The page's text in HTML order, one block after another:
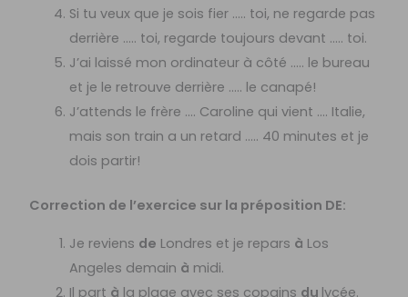
Si tu veux que je sois fier ….. toi, ne regarde pas
derrière ….. toi, regarde toujours devant ….. toi.
J’ai laissé mon ordinateur à côté ….. le bureau
et je le retrouve derrière ….. le canapé!
J’attends le frère …. Caroline qui vient …. Italie,
mais son train a un retard ….. 40 minutes et je
dois partir!
Correction de l’exercice sur la préposition DE:
Je reviens de Londres et je repars à Los
Angeles demain à midi.
Il part à la plage avec ses copains du lycée.